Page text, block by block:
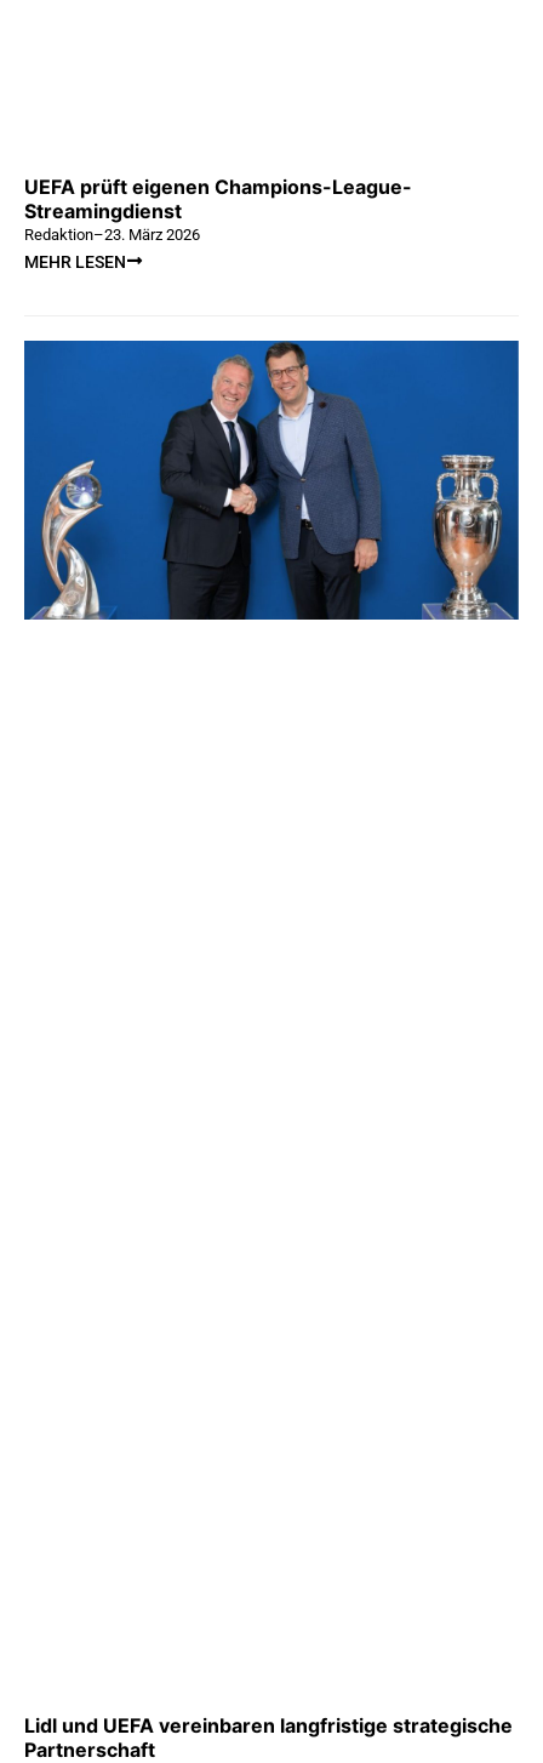
UEFA prüft eigenen Champions-League-
Streamingdienst
Redaktion–23. März 2026
MEHR LESEN
Lidl und UEFA vereinbaren langfristige strategische
Partnerschaft